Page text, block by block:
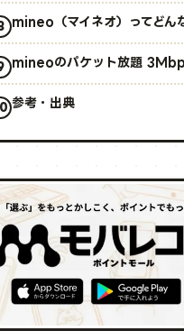
mineo（マイネオ）ってどん
mineoのパケット放題
参考・出典